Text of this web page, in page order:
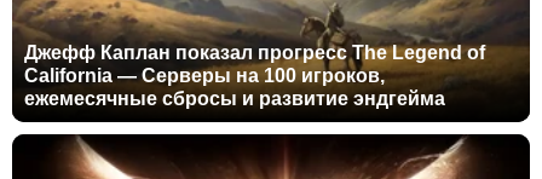
Джефф Каплан показал прогресс The Legend of
California — Серверы на 100 игроков,
ежемесячные сбросы и развитие эндгейма